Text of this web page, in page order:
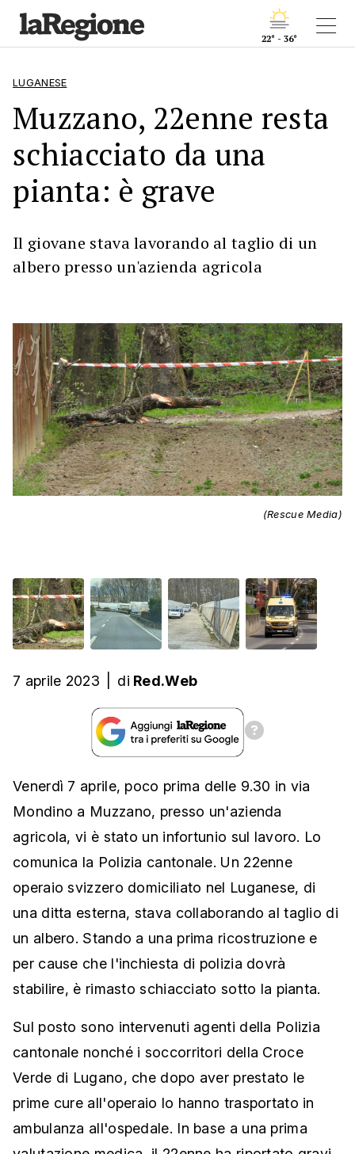
22° - 36°
LUGANESE
Muzzano, 22enne resta
schiacciato da una
pianta: è grave
Il giovane stava lavorando al taglio di un
albero presso un'azienda agricola
(Rescue Media)
7 aprile 2023 di Red.Web
Venerdì 7 aprile, poco prima delle 9.30 in via
Mondino a Muzzano, presso un'azienda
agricola, vi è stato un infortunio sul lavoro. Lo
comunica la Polizia cantonale. Un 22enne
operaio svizzero domiciliato nel Luganese, di
una ditta esterna, stava collaborando al taglio di
un albero. Stando a una prima ricostruzione e
per cause che l'inchiesta di polizia dovrà
stabilire, è rimasto schiacciato sotto la pianta.
Sul posto sono intervenuti agenti della Polizia
cantonale nonché i soccorritori della Croce
Verde di Lugano, che dopo aver prestato le
prime cure all'operaio lo hanno trasportato in
ambulanza all'ospedale. In base a una prima